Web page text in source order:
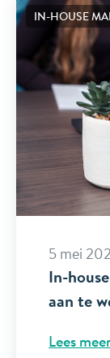
IN-HOUSE
5 mei
In-
aan te
Lees